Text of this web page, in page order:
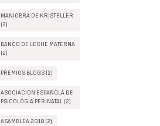
MANIOBRA DE KRISTELLER
(2)
BANCO DE LECHE MATERNA
(2)
PREMIOS BLOGS (2)
ASOCIACIÓN ESPAÑOLA DE
PSICOLOGÍA PERINATAL (2)
ASAMBLEA 2018 (2)